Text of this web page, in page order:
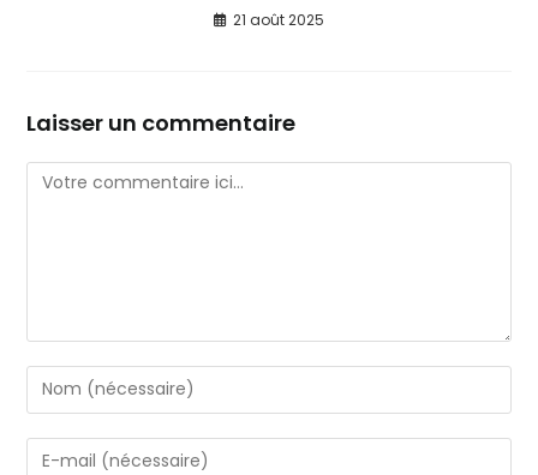
21 août 2025
Laisser un commentaire